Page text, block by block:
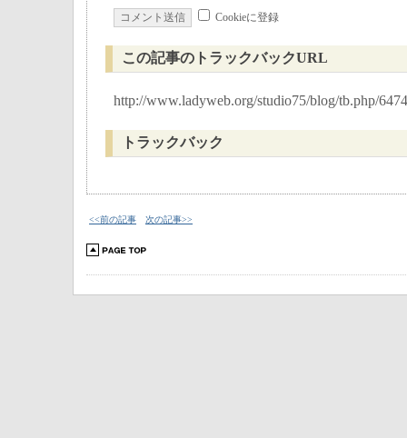
Cookieに登録
この記事のトラックバックURL
http://www.ladyweb.org/studio75/blog/tb.php/6474
トラックバック
<<前の記事 次の記事>>